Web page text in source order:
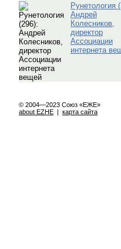
Рунетология
Андрей
Колесников,
директор
Ассоциации
интернета
© 2004—2023 Союз «ЕЖЕ»
about EZHE | карта сайта